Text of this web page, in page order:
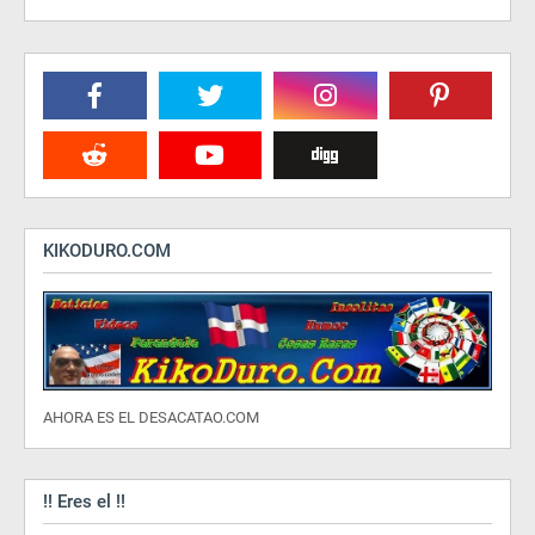
KIKODURO.COM
AHORA ES EL DESACATAO.COM
!! Eres el !!